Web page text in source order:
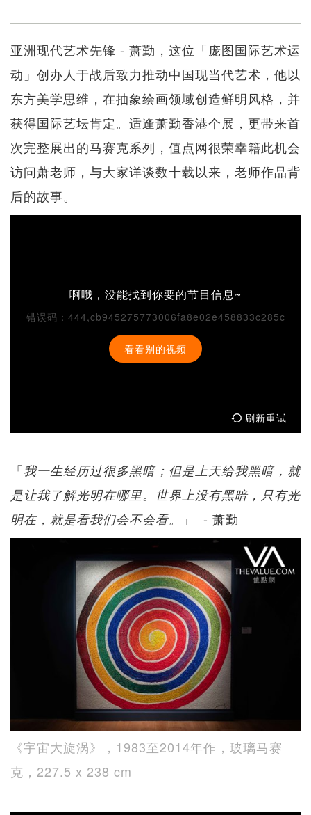
亚洲现代艺术先锋 - 萧勤，这位「庞图国际艺术运
动」创办人于战后致力推动中国现当代艺术，他以
东方美学思维，在抽象绘画领域创造鲜明风格，并
获得国际艺坛肯定。适逢萧勤香港个展，更带来首
次完整展出的马赛克系列，值点网很荣幸籍此机会
访问萧老师，与大家详谈数十载以来，老师作品背
后的故事。
啊哦，没能找到你要的节目信息~
错误码：444,cb945275773006fa8e02e458833c285c
看看别的视频
刷新重试
「我一生经历过很多黑暗；但是上天给我黑暗，就
是让我了解光明在哪里。世界上没有黑暗，只有光
明在，就是看我们会不会看。
」 - 萧勤
《宇宙大旋涡》，1983至2014年作，玻璃马赛
克，227.5 x 238 cm